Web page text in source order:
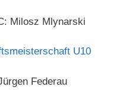
Milosz Mlynarski
U10
Federau